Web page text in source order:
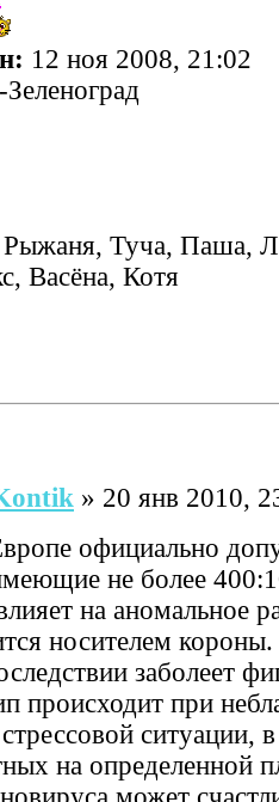
12 ноя 2008, 21:02
Рыжаня, Туча, Паша,
Васёна, Котя
» 20 янв 2010,
официально
не более
на аномальное
носителем
заболеет
происходит при
ситуации,
на определенной